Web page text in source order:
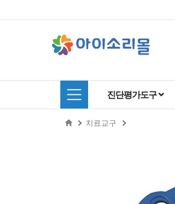
진단평가도구
치료교구